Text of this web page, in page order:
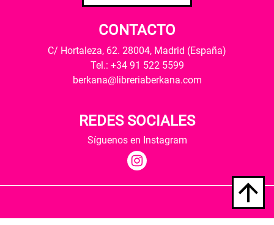
CONTACTO
C/ Hortaleza, 62. 28004, Madrid (España)
Tel.: +34 91 522 5599
berkana@libreriaberkana.com
REDES SOCIALES
Síguenos en Instagram